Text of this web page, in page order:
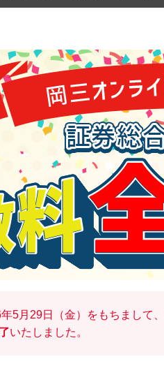
5月29日（金）をもちまして、
いたしました。